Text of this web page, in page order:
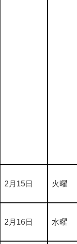
2月15日 火曜
2月16日 水曜